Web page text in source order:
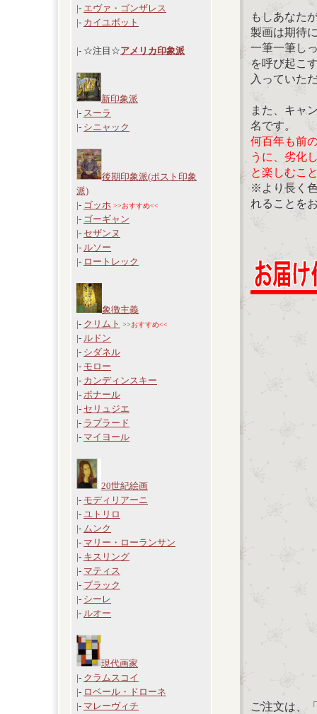
|- エヴァ・ゴンザレス
|- カイユボット
|- ☆注目☆アメリカ印象派
新印象派
|- スーラ
|- シニャック
後期印象派(ポスト印象
派)
|- ゴッホ >>おすすめ<<
|- ゴーギャン
|- セザンヌ
|- ルソー
|- ロートレック
象徴主義
|- クリムト >>おすすめ<<
|- ルドン
|- シダネル
|- モロー
|- カンディンスキー
|- ボナール
|- セリュジエ
|- ラプラード
|- マイヨール
20世紀絵画
|- モディリアーニ
|- ユトリロ
|- ムンク
|- マリー・ローランサン
|- キスリング
|- マティス
|- ブラック
|- シーレ
|- ルオー
現代画家
|- クラムスコイ
|- ロベール・ドローネ
|- マレーヴィチ
もしあなた
製画は期待
一筆一筆し
を呼び起こ
入っていた
また、キャ
名です。
何百年も前
うに、劣化
と楽しむこ
※より長く
れることを
ご注文は、